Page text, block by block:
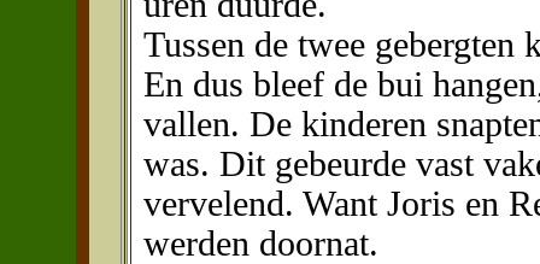
Tussen de twee
En dus bleef de bui
vallen. De kinderen
was. Dit gebeurde vast
vervelend. Want Joris en
werden doornat.